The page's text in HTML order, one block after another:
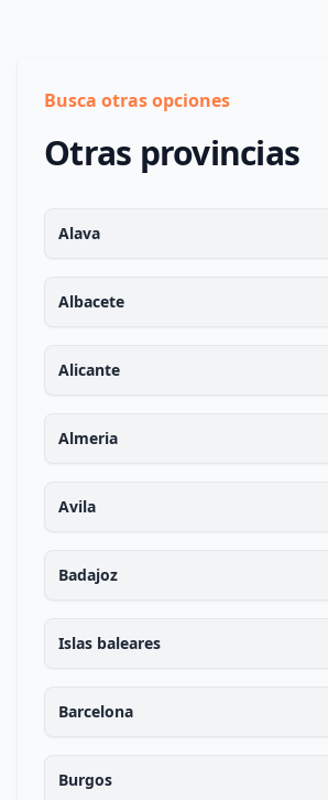
Busca otras opciones
Otras provincias
Alava
Albacete
Alicante
Almeria
Avila
Badajoz
Islas baleares
Barcelona
Burgos